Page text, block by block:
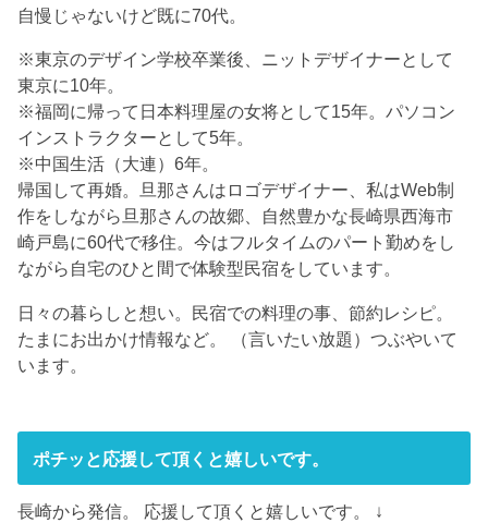
自慢じゃないけど既に70代。
※東京のデザイン学校卒業後、ニットデザイナーとして
東京に10年。
※福岡に帰って日本料理屋の女将として15年。パソコン
インストラクターとして5年。
※中国生活（大連）6年。
帰国して再婚。旦那さんはロゴデザイナー、私はWeb制
作をしながら旦那さんの故郷、自然豊かな長崎県西海市
崎戸島に60代で移住。今はフルタイムのパート勤めをし
ながら自宅のひと間で体験型民宿をしています。
日々の暮らしと想い。民宿での料理の事、節約レシピ。
たまにお出かけ情報など。 （言いたい放題）つぶやいて
います。
ポチッと応援して頂くと嬉しいです。
長崎から発信。 応援して頂くと嬉しいです。 ↓